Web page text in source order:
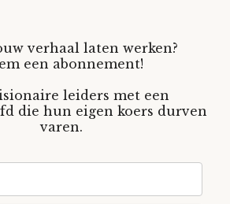
verhaal laten werken?
een abonnement!
leiders met een
die hun eigen koers durven
varen.